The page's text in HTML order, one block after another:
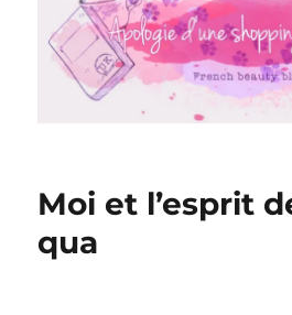
Moi et l’esprit
qua